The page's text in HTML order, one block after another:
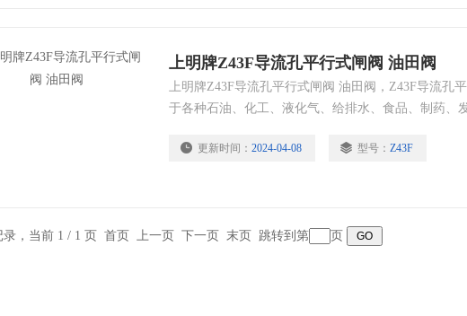
上明牌Z43F导流孔平行式闸阀 油田阀
上明牌Z43F导流孔平行式闸阀 油田阀，Z43F导流孔
于各种石油、化工、液化气、给排水、食品、制药、
更新时间： 2024-04-08 型号： Z43F
录，当前 1 / 1 页 首页 上一页 下一页 末页 跳转到第 页